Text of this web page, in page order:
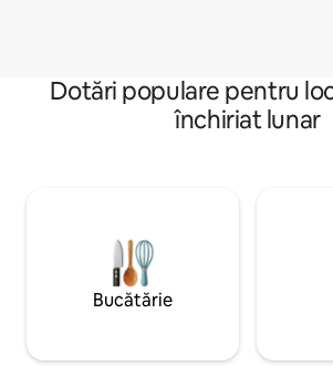
Dotări populare pentru
închiriat lunar
Bucătărie